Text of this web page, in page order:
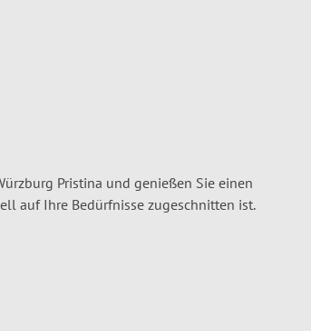
Pristina und genießen Sie einen
auf Ihre Bedürfnisse zugeschnitten ist.